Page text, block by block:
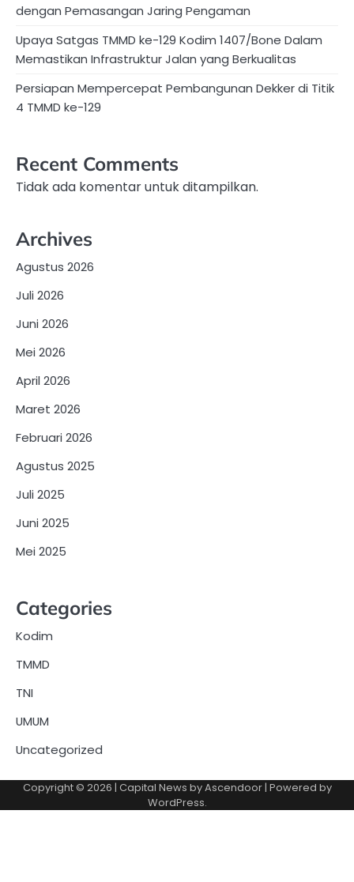
dengan Pemasangan Jaring Pengaman
Upaya Satgas TMMD ke-129 Kodim 1407/Bone Dalam
Memastikan Infrastruktur Jalan yang Berkualitas
Persiapan Mempercepat Pembangunan Dekker di Titik
4 TMMD ke-129
Recent Comments
Tidak ada komentar untuk ditampilkan.
Archives
Agustus 2026
Juli 2026
Juni 2026
Mei 2026
April 2026
Maret 2026
Februari 2026
Agustus 2025
Juli 2025
Juni 2025
Mei 2025
Categories
Kodim
TMMD
TNI
UMUM
Uncategorized
Copyright © 2026 | Capital News byAscendoor| Powered by
WordPress.